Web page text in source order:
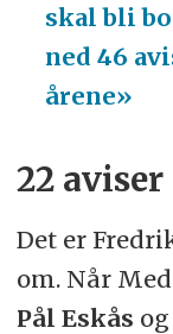
skal bli
ned 46
årene»
22
Det er
om. Når
Pål Eskås